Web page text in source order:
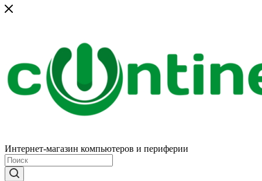
Интернет-магазин компьютеров и периферии